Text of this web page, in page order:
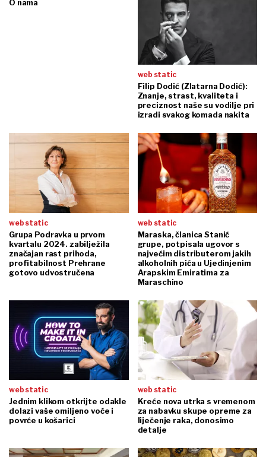
O nama
web static
Filip Dodić (Zlatarna Dodić):
Znanje, strast, kvaliteta i
preciznost naše su vodilje pri
izradi svakog komada nakita
web static
Grupa Podravka u prvom
kvartalu 2024. zabilježila
značajan rast prihoda,
profitabilnost Prehrane
gotovo udvostručena
web static
Maraska, članica Stanić
grupe, potpisala ugovor s
najvećim distributerom jakih
alkoholnih pića u Ujedinjenim
Arapskim Emiratima za
Maraschino
web static
Jednim klikom otkrijte odakle
dolazi vaše omiljeno voće i
povrće u košarici
web static
Kreće nova utrka s vremenom
za nabavku skupe opreme za
liječenje raka, donosimo
detalje